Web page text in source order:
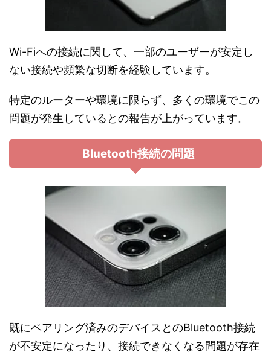
Wi-Fiへの接続に関して、一部のユーザーが安定し
ない接続や頻繁な切断を経験しています。
特定のルーターや環境に限らず、多くの環境でこの
問題が発生しているとの報告が上がっています。
Bluetooth接続の問題
既にペアリング済みのデバイスとのBluetooth接続
が不安定になったり、接続できなくなる問題が存在